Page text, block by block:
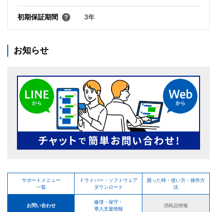
初期保証期間 3年
お知らせ
サポートメニュー
一覧
ドライバー・ソフトウェア
ダウンロード
困った時・使い方・操作方
法
お問い合わせ
修理・保守・
導入支援情報
消耗品情報